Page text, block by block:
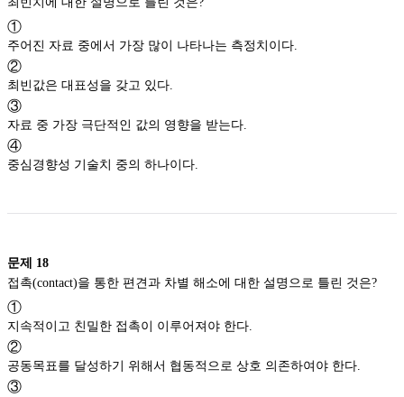
①
주어진 자료 중에서 가장 많이 나타나는 측정치이다.
②
최빈값은 대표성을 갖고 있다.
③
자료 중 가장 극단적인 값의 영향을 받는다.
④
중심경향성 기술치 중의 하나이다.
문제 18
①
지속적이고 친밀한 접촉이 이루어져야 한다.
②
공동목표를 달성하기 위해서 협동적으로 상호 의존하여야 한다.
③